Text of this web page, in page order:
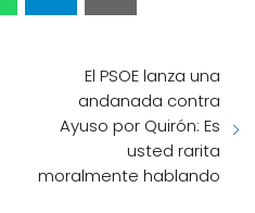
El PSOE lanza una
andanada contra
Ayuso por Quirón: Es
usted rarita
moralmente hablando